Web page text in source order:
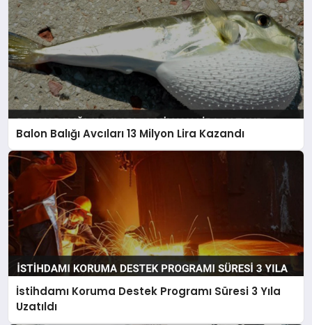
Balon Balığı Avcıları 13 Milyon Lira Kazandı
İstihdamı Koruma Destek Programı Süresi 3 Yıla
Uzatıldı